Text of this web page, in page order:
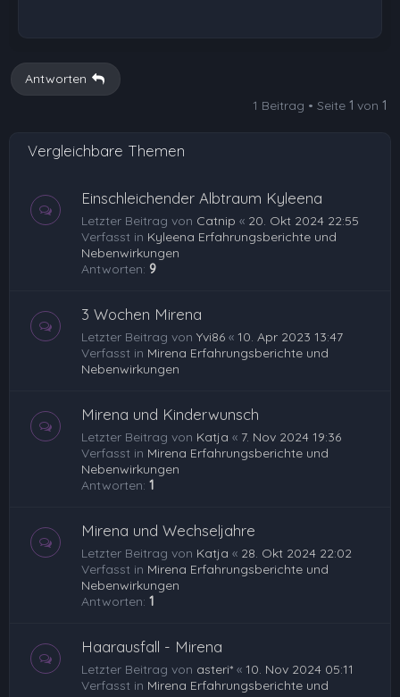
Antworten
1 Beitrag • Seite 1 von 1
Vergleichbare Themen
Einschleichender Albtraum Kyleena
Letzter Beitrag von Catnip « 20. Okt 2024 22:55
Verfasst in Kyleena Erfahrungsberichte und
Nebenwirkungen
Antworten: 9
3 Wochen Mirena
Letzter Beitrag von Yvi86 « 10. Apr 2023 13:47
Verfasst in Mirena Erfahrungsberichte und
Nebenwirkungen
Mirena und Kinderwunsch
Letzter Beitrag von Katja « 7. Nov 2024 19:36
Verfasst in Mirena Erfahrungsberichte und
Nebenwirkungen
Antworten: 1
Mirena und Wechseljahre
Letzter Beitrag von Katja « 28. Okt 2024 22:02
Verfasst in Mirena Erfahrungsberichte und
Nebenwirkungen
Antworten: 1
Haarausfall - Mirena
Letzter Beitrag von asteri* « 10. Nov 2024 05:11
Verfasst in Mirena Erfahrungsberichte und